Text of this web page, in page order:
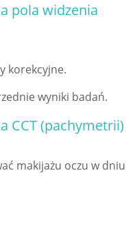
pola widzenia
korekcyjne.
wyniki badań.
CCT (pachymetrii)
makijażu oczu w dniu